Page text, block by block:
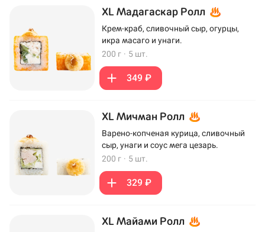
XL Мадагаскар Ролл
Крем-краб, сливочный сыр, огурцы,
икра масаго и унаги.
200 г · 5 шт.
349 ₽
XL Мичман Ролл
Варено-копченая курица, сливочный
сыр, унаги и соус мега цезарь.
200 г · 5 шт.
329 ₽
XL Майами Ролл